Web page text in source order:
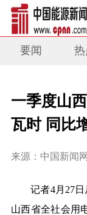
要闻 热
一季度山
瓦时 同比
来源：中国新闻网
记者4月27日
山西省全社会用